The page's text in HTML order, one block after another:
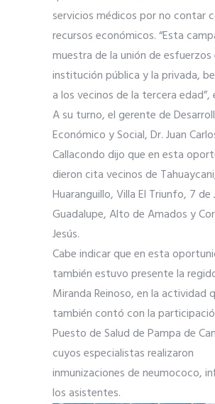
servicios médicos por no contar
recursos económicos. “Esta
muestra de la unión de esfuerzos
institución pública y la privada,
a los vecinos de la tercera edad”,
A su turno, el gerente de
Económico y Social, Dr. Juan
Callacondo dijo que en esta
dieron cita vecinos de
Huaranguillo, Villa El Triunfo, 7 de
Guadalupe, Alto de Amados y
Jesús.
Cabe indicar que en esta
también estuvo presente la
Miranda Reinoso, en la actividad
también contó con la
Puesto de Salud de Pampa de
cuyos especialistas realizaron
inmunizaciones de neumococo,
los asistentes.